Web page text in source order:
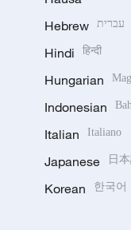
Hebrew עברית
Hindi हिन्दी
Hungarian
Indonesian
Italian Italiano
Japanese 日
Korean 한국어